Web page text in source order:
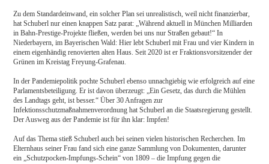
Zu dem Standardeinwand, ein solcher Plan sei unrealistisch, weil nicht finanzierbar,
hat Schuberl nur einen knappen Satz parat: „Während aktuell in München Milliarden
in Bahn-Prestige-Projekte fließen, werden bei uns nur Straßen gebaut!“ In
Niederbayern, im Bayerischen Wald: Hier lebt Schuberl mit Frau und vier Kindern in
einem eigenhändig renovierten alten Haus. Seit 2020 ist er Fraktionsvorsitzender der
Grünen im Kreistag Freyung-Grafenau.
In der Pandemiepolitik pochte Schuberl ebenso unnachgiebig wie erfolgreich auf eine
Parlamentsbeteiligung. Er ist davon überzeugt: „Ein Gesetz, das durch die Mühlen
des Landtags geht, ist besser.“ Über 30 Anfragen zur
Infektionsschutzmaßnahmenverordnung hat Schuberl an die Staatsregierung gestellt.
Der Ausweg aus der Pandemie ist für ihn klar: Impfen!
Auf das Thema stieß Schuberl auch bei seinen vielen historischen Recherchen. Im
Elternhaus seiner Frau fand sich eine ganze Sammlung von Dokumenten, darunter
ein „Schutzpocken-Impfungs-Schein“ von 1809 – die Impfung gegen die